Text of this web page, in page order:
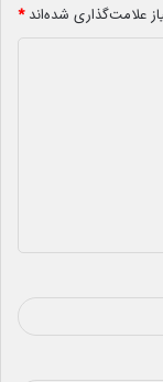
علامت‌گذاری شده‌اند*